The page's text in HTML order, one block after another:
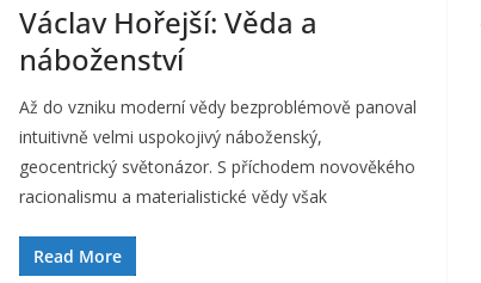
Václav Hořejší: Věda a
náboženství
Až do vzniku moderní vědy bezproblémově panoval
intuitivně velmi uspokojivý náboženský,
geocentrický světonázor. S příchodem novověkého
racionalismu a materialistické vědy však
Read More